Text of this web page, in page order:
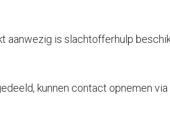
is slachtofferhulp
kunnen contact opnemen